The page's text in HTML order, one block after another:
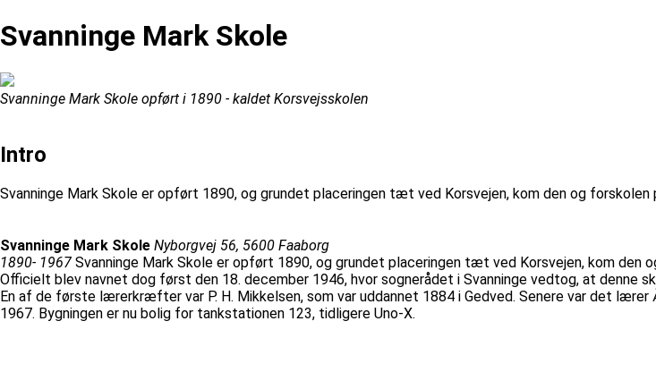
Svanninge Mark Skole
Svanninge Mark Skole opført i 1890 - kaldet Korsvejsskolen
Intro
Svanninge Mark Skole er opført 1890, og grundet placeringen tæt ved Korsvejen, kom den og forskolen
Svanninge Mark Skole Nyborgvej 56, 5600 Faaborg
1890- 1967 Svanninge Mark Skole er opført 1890, og grundet placeringen tæt ved Korsvejen, kom den
Officielt blev navnet dog først den 18. december 1946, hvor sognerådet i Svanninge vedtog, at denne
En af de første lærerkræfter var P. H. Mikkelsen, som var uddannet 1884 i Gedved. Senere var det
1967. Bygningen er nu bolig for tankstationen 123, tidligere Uno-X.